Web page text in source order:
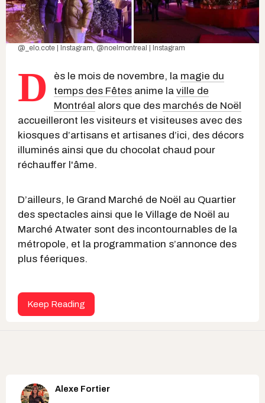
@_elo.cote | Instagram @noelmontreal | Instagram
D ès le mois de novembre, la magie du
temps des Fêtes anime la ville de
Montréal alors que des marchés de Noël
accueilleront les visiteurs et visiteuses avec des
kiosques d’artisans et artisanes d’ici, des décors
illuminés ainsi que du chocolat chaud pour
réchauffer l'âme.
D’ailleurs, le Grand Marché de Noël au Quartier
des spectacles ainsi que le Village de Noël au
Marché Atwater sont des incontournables de la
métropole, et la programmation s’annonce des
plus féeriques.
Keep Reading
Alexe Fortier